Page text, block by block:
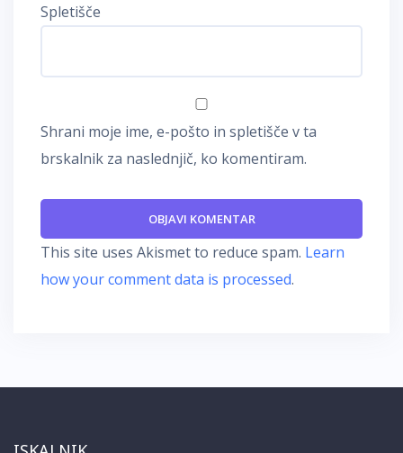
Spletišče
Shrani moje ime, e-pošto in spletišče v ta
brskalnik za naslednjič, ko komentiram.
This site uses Akismet to reduce spam. Learn
how your comment data is processed.